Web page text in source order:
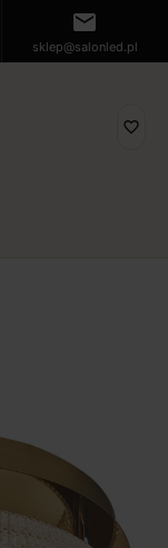
mail
sklep@salonled.pl
favorite_border